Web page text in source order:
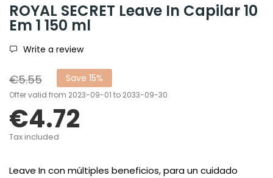
ROYAL SECRET Leave In Capilar 10
Em 1 150 ml
Write a review
€5.55 Save 15%
Offer valid from 2023-09-01 to 2033-09-30
€4.72
Tax included
Leave In con múltiples beneficios, para un cuidado